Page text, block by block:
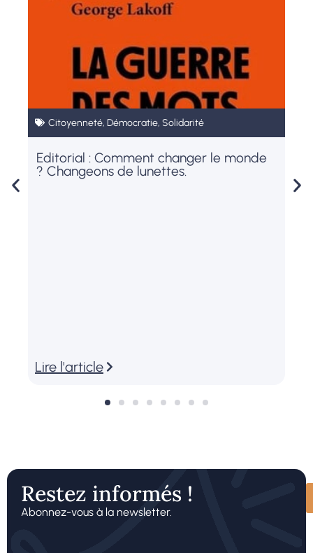
Citoyenneté, Démocratie, Solidarité
Editorial : Comment changer le monde
? Changeons de lunettes.
Lire l'article
Restez informés !
Abonnez-vous à la newsletter.